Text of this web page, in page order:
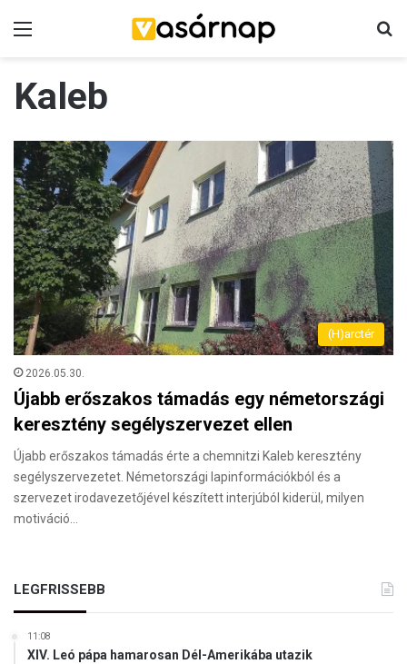
Kaleb
(H)arctér
2026.05.30.
Újabb erőszakos támadás egy németországi
keresztény segélyszervezet ellen
Újabb erőszakos támadás érte a chemnitzi Kaleb keresztény
segélyszervezetet. Németországi lapinformációkból és a
szervezet irodavezetőjével készített interjúból kiderül, milyen
motiváció…
LEGFRISSEBB
11:08
XIV. Leó pápa hamarosan Dél-Amerikába utazik